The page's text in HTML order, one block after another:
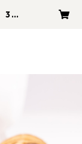
3個